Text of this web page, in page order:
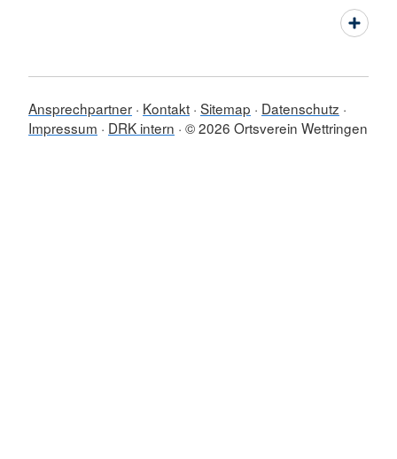
Ansprechpartner Kontakt Sitemap
Datenschutz
Impressum
DRK intern © 2026 Ortsverein Wettringen